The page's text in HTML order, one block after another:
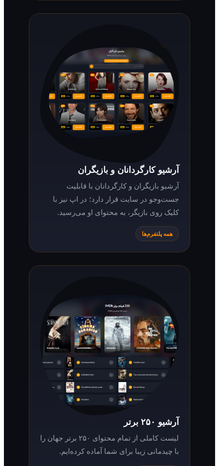
آرشیو کارگردانان و بازیگران
آرشیو بازیگران و کارگردانان با قابلیت
جست‌وجو در سایت قرار دارد؛ در اپ نیز با
کلیک روی بازیگر، به محتوای او می‌رسید.
همه پلتفرم‌ها
لیست کاملی از تمام محتوای ۲۵۰ برتر جهان را
با چیدمانی زیبا برای شما آماده کرده‌ایم.